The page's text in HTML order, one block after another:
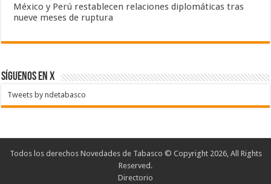
México y Perú restablecen relaciones diplomáticas tras
nueve meses de ruptura
SÍGUENOS EN X
Tweets by ndetabasco
Todos los derechos Novedades de Tabasco © Copyright 2026, All Rights
Reserved.
Directorio